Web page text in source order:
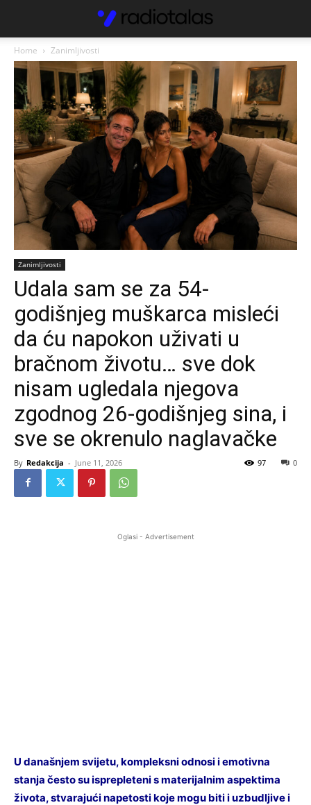
Home Zanimljivosti
Zanimljivosti
Udala sam se za 54-
godišnjeg muškarca misleći
da ću napokon uživati u
bračnom životu… sve dok
nisam ugledala njegova
zgodnog 26-godišnjeg sina, i
sve se okrenulo naglavačke
By Redakcija - June 11, 2026 0
97
Oglasi - Advertisement
U današnjem svijetu, kompleksni odnosi i emotivna
stanja često su isprepleteni s materijalnim aspektima
života, stvarajući napetosti koje mogu biti i uzbudljive i